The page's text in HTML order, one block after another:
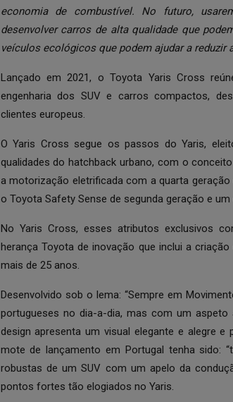
economia de combustível. No futuro,
desenvolver carros de alta qualidade que
veículos ecológicos que podem ajudar a reduzir
Lançado em 2021, o Toyota Yaris Cross
engenharia dos SUV e carros compactos,
clientes europeus.
O Yaris Cross segue os passos do Yaris,
qualidades do hatchback urbano, com o
a motorização eletrificada com a quarta
o Toyota Safety Sense de segunda geração e
No Yaris Cross, esses atributos exclusivos
herança Toyota de inovação que inclui a
mais de 25 anos.
Desenvolvido sob o lema: “Sempre em
portugueses no dia-a-dia, mas com um
design apresenta um visual elegante e alegre
mote de lançamento em Portugal tenha sido:
robustas de um SUV com um apelo da
pontos fortes tão elogiados no Yaris.